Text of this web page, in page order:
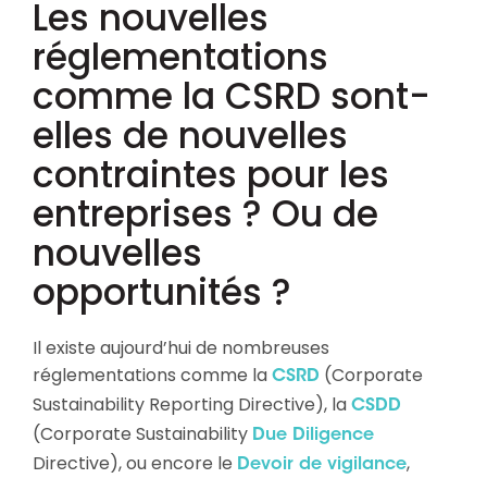
Les nouvelles
réglementations
comme la CSRD sont-
elles de nouvelles
contraintes pour les
entreprises ? Ou de
nouvelles
opportunités ?
Il existe aujourd’hui de nombreuses
réglementations comme la CSRD (Corporate
Sustainability Reporting Directive), la CSDD
(Corporate Sustainability Due Diligence
Directive), ou encore le Devoir de vigilance,